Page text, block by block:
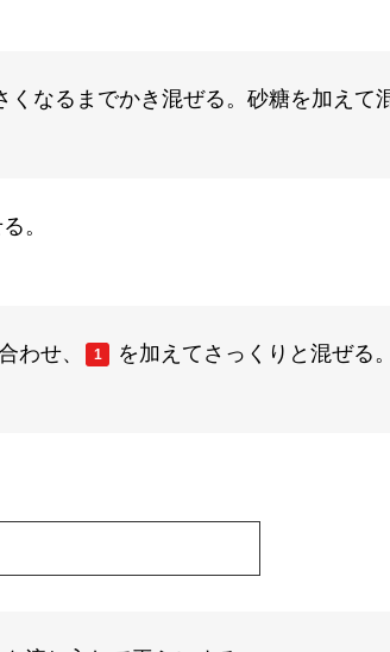
なるまでかき混ぜる。砂糖を加えて
。
わせ、 1 を加えてさっくりと混ぜる。